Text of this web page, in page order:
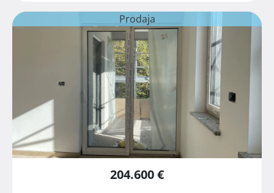
Prodaja
204.600 €